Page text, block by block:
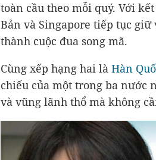
toàn cầu theo mỗi quý. Với
Bản và Singapore tiếp tục
thành cuộc đua song mã.
Cùng xếp hạng hai là Hàn
chiếu của một trong ba nước
và vũng lãnh thổ mà không